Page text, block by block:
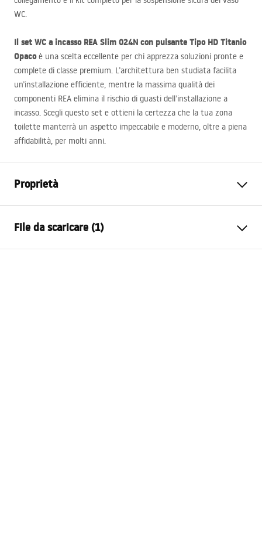
WC.
Il set WC a incasso REA Slim 024N con pulsante Tipo HD Titanio
Opacoè una scelta eccellente per chi apprezza soluzioni pronte e
complete di classe premium. L’architettura ben studiata facilita
un’installazione efficiente, mentre la massima qualità dei
componenti REA elimina il rischio di guasti dell’installazione a
incasso. Scegli questo set e ottieni la certezza che la tua zona
toilette manterrà un aspetto impeccabile e moderno, oltre a piena
affidabilità, per molti anni.
Proprietà
Modello
Pulsanti di scarico compatibili
Tipo HD
File da scaricare (1)